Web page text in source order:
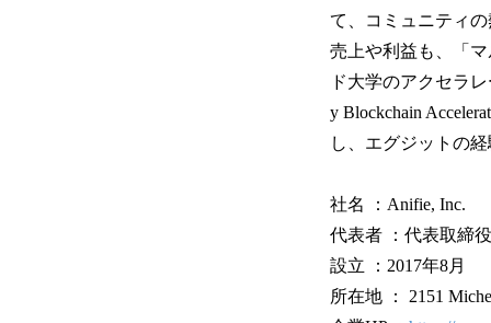
て、コミュニティ
売上や利益も、「
ド大学のアクセラ
y Blockchain
し、エグジットの経
社名 ：Anifie, Inc.
代表者 ：代表取締
設立 ：2017年8月
所在地 ： 2151